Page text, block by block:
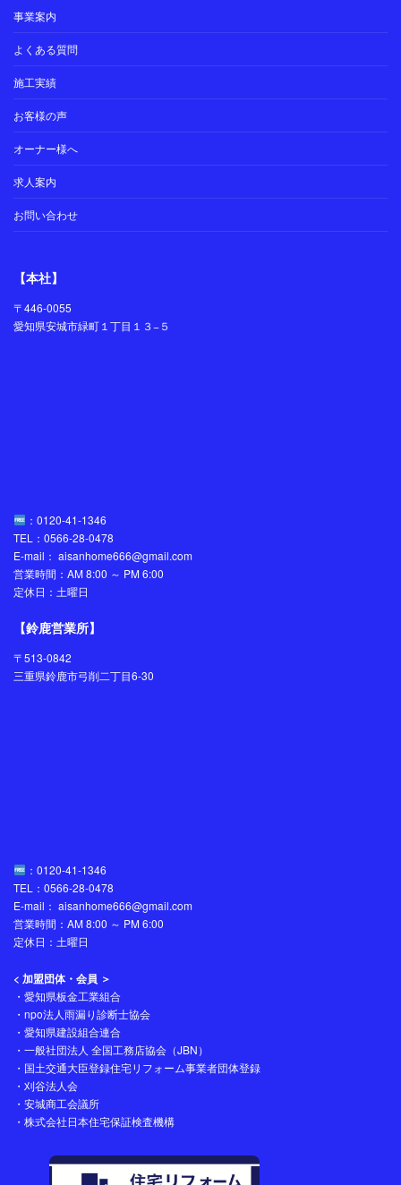
事業案内
よくある質問
施工実績
お客様の声
オーナー様へ
求人案内
お問い合わせ
【本社】
〒446-0055
愛知県安城市緑町１丁目１３−５
：0120-41-1346
TEL：0566-28-0478
E-mail： aisanhome666@gmail.com
営業時間：AM 8:00 ～ PM 6:00
定休日：土曜日
【鈴鹿営業所】
〒513-0842
三重県鈴鹿市弓削二丁目6-30
：0120-41-1346
TEL：0566-28-0478
E-mail： aisanhome666@gmail.com
営業時間：AM 8:00 ～ PM 6:00
定休日：土曜日
< 加盟団体・会員 ＞
・愛知県板金工業組合
・npo法人雨漏り診断士協会
・愛知県建設組合連合
・一般社団法人 全国工務店協会（JBN）
・国土交通大臣登録住宅リフォーム事業者団体登録
・刈谷法人会
・安城商工会議所
・株式会社日本住宅保証検査機構